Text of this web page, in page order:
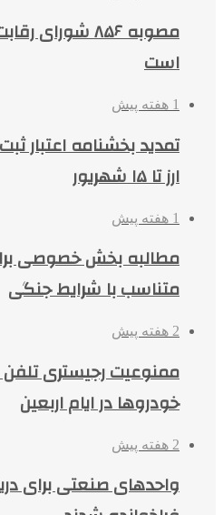
مصوبه ۸۵۶
است
1 هفته پیش
تمدید بخشنامه اعتبار
ارز تا ۱۵ شهریور
1 هفته پیش
مطالبه بخش خصوصی
متناسب با شرایط جنگی
2 هفته پیش
ممنوعیت رجیستری
خودروها در ایام اربعین
2 هفته پیش
واحدهای صنعتی برای